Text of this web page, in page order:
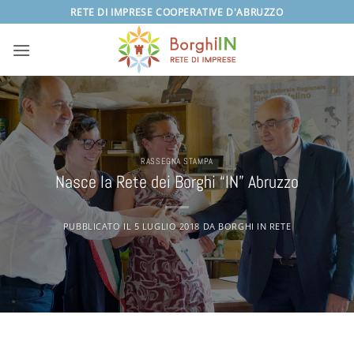
ai
contenuti
RETE DI IMPRESE COOPERATIVE D'ABRUZZO
RASSEGNA STAMPA
Nasce la Rete dei Borghi “IN” Abruzzo
PUBBLICATO IL 5 LUGLIO 2018 DA BORGHI IN RETE